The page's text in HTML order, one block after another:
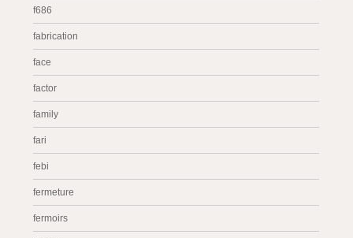
f686
fabrication
face
factor
family
fari
febi
fermeture
fermoirs